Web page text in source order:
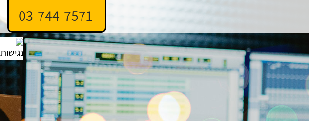
03-744-7571